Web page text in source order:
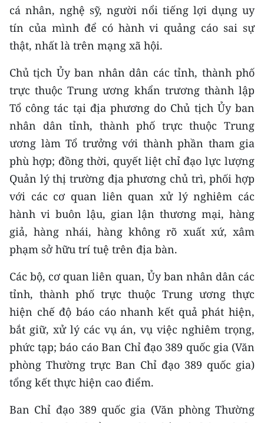
cá nhân, nghệ sỹ, người nổi tiếng lợi dụng uy
tín của mình để có hành vi quảng cáo sai sự
thật, nhất là trên mạng xã hội.
Chủ tịch Ủy ban nhân dân các tỉnh, thành phố
trực thuộc Trung ương khẩn trương thành lập
Tổ công tác tại địa phương do Chủ tịch Ủy ban
nhân dân tỉnh, thành phố trực thuộc Trung
ương làm Tổ trưởng với thành phần tham gia
phù hợp; đồng thời, quyết liệt chỉ đạo lực lượng
Quản lý thị trường địa phương chủ trì, phối hợp
với các cơ quan liên quan xử lý nghiêm các
hành vi buôn lậu, gian lận thương mại, hàng
giả, hàng nhái, hàng không rõ xuất xứ, xâm
phạm sở hữu trí tuệ trên địa bàn.
Các bộ, cơ quan liên quan, Ủy ban nhân dân các
tỉnh, thành phố trực thuộc Trung ương thực
hiện chế độ báo cáo nhanh kết quả phát hiện,
bắt giữ, xử lý các vụ án, vụ việc nghiêm trọng,
phức tạp; báo cáo Ban Chỉ đạo 389 quốc gia (Văn
phòng Thường trực Ban Chỉ đạo 389 quốc gia)
tổng kết thực hiện cao điểm.
Ban Chỉ đạo 389 quốc gia (Văn phòng Thường